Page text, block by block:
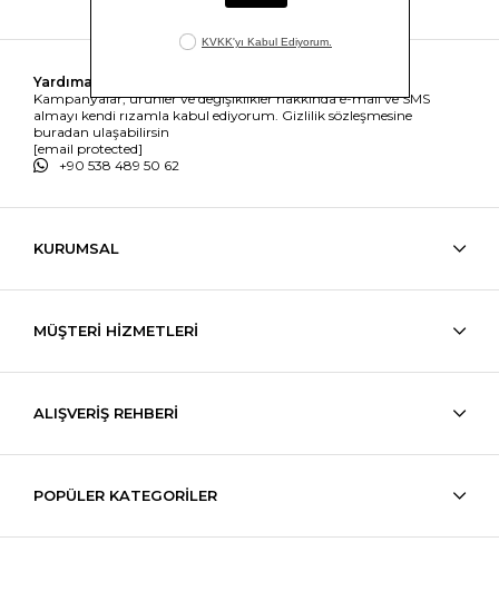
Yardıma mı ihtiyacın var?
Kampanyalar, ürünler ve değişiklikler hakkında e-mail ve SMS
almayı kendi rızamla kabul ediyorum. Gizlilik sözleşmesine
buradan ulaşabilirsin
[email protected]
+90 538 489 50 62
KURUMSAL
MÜŞTERİ HİZMETLERİ
ALIŞVERİŞ REHBERİ
POPÜLER KATEGORİLER